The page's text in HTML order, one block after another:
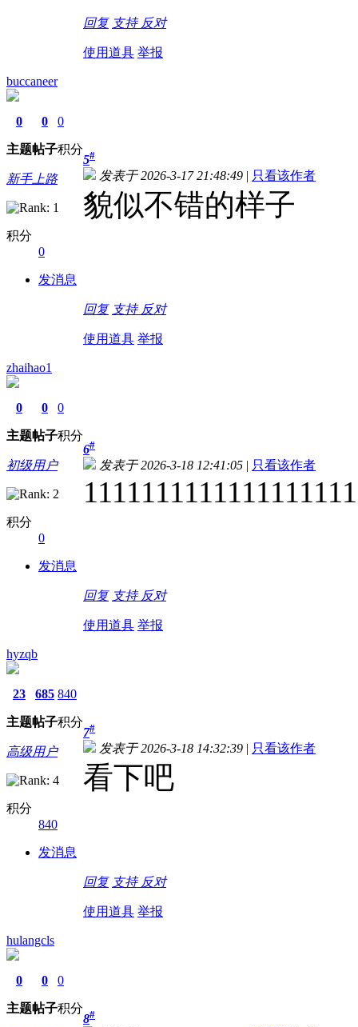
回复 支持 反对
使用道具 举报
buccaneer
0
主题
0
帖子
0
积分
新手上路
积分
0
发消息
5#
发表于 2026-3-17 21:48:49 | 只看该作者
貌似不错的样子
回复 支持 反对
使用道具 举报
zhaihao1
0
主题
0
帖子
0
积分
初级用户
积分
0
发消息
6#
发表于 2026-3-18 12:41:05 | 只看该作者
回复 支持 反对
使用道具 举报
hyzqb
23
主题
685
帖子
840
积分
高级用户
积分
840
发消息
7#
发表于 2026-3-18 14:32:39 | 只看该作者
看下吧
回复 支持 反对
使用道具 举报
hulangcls
0
主题
0
帖子
0
积分
8#